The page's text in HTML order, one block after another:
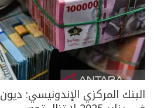
البنك المركزي الإندونيسي: